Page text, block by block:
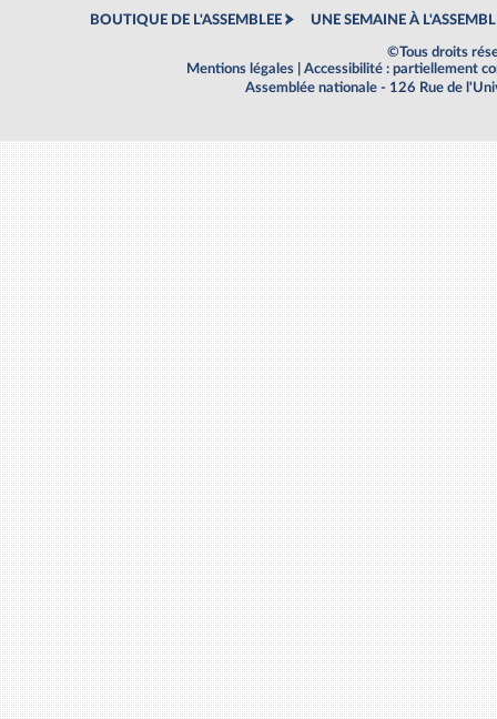
BOUTIQUE DE L'ASSEMBLEE UNE SEMAINE À
©Tous droits
Mentions légales
Accessibilité : partiellement
Assemblée nationale - 126 Rue de